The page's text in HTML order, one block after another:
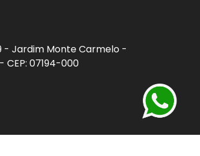
Hyster
25 ton
- Jardim Monte Carmelo -
CEP: 07194-000